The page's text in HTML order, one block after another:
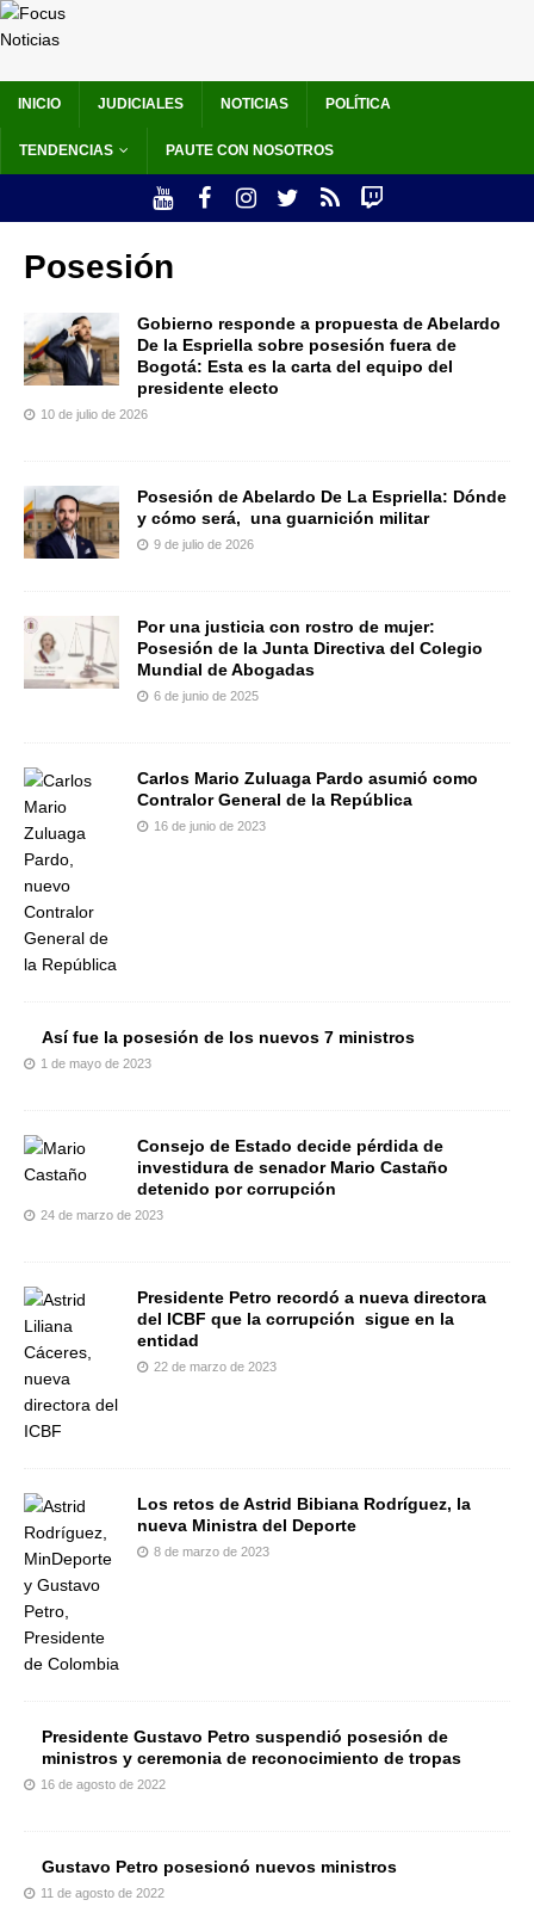
INICIO JUDICIALES NOTICIAS POLÍTICA
TENDENCIAS PAUTE CON NOSOTROS
Posesión
Gobierno responde a propuesta de Abelardo
De la Espriella sobre posesión fuera de
Bogotá: Esta es la carta del equipo del
presidente electo
10 de julio de 2026
Posesión de Abelardo De La Espriella: Dónde
y cómo será, una guarnición militar
9 de julio de 2026
Por una justicia con rostro de mujer:
Posesión de la Junta Directiva del Colegio
Mundial de Abogadas
6 de junio de 2025
Carlos Mario Zuluaga Pardo asumió como
Contralor General de la República
16 de junio de 2023
Así fue la posesión de los nuevos 7 ministros
1 de mayo de 2023
Consejo de Estado decide pérdida de
investidura de senador Mario Castaño
detenido por corrupción
24 de marzo de 2023
Presidente Petro recordó a nueva directora
del ICBF que la corrupción sigue en la
entidad
22 de marzo de 2023
Los retos de Astrid Bibiana Rodríguez, la
nueva Ministra del Deporte
8 de marzo de 2023
Presidente Gustavo Petro suspendió posesión de
ministros y ceremonia de reconocimiento de tropas
16 de agosto de 2022
Gustavo Petro posesionó nuevos ministros
11 de agosto de 2022